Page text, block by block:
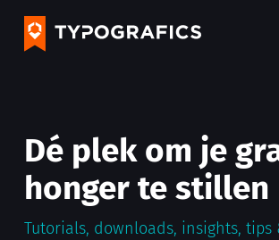
Dé plek om je
honger te stillen
Tutorials, downloads, insights, tips